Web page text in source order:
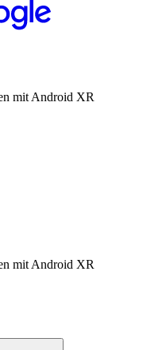
mit Android XR
mit Android XR